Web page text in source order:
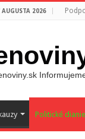
AUGUSTA 2026
Politické dianie